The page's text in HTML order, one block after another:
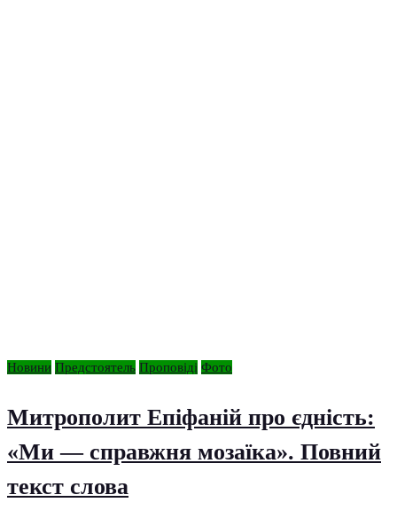
Новини Предстоятель Проповіді Фото
Митрополит Епіфаній про єдність:
«Ми — справжня мозаїка». Повний
текст слова